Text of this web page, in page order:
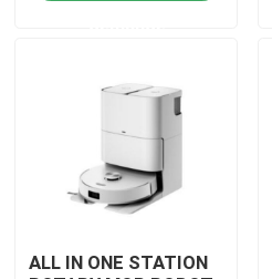
aspirateur de robot
Laveur de vitres de robot
ALL IN ONE STATION